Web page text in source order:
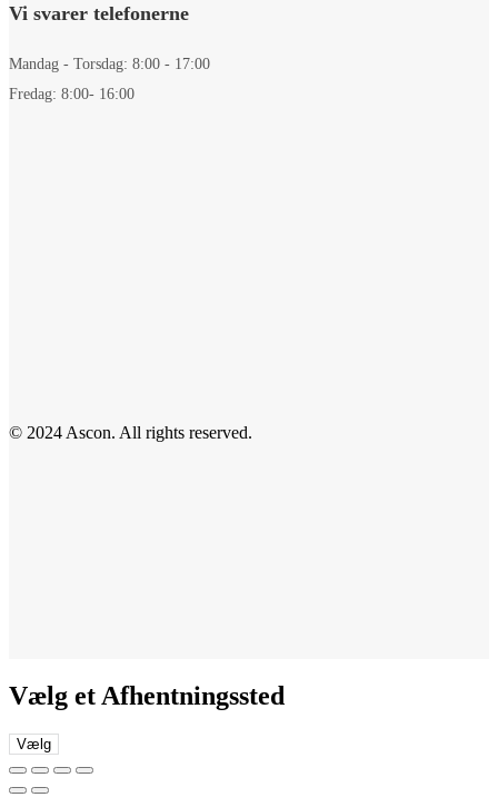
Vi svarer telefonerne
Mandag - Torsdag: 8:00 - 17:00
Fredag: 8:00- 16:00
© 2024 Ascon. All rights reserved.
Vælg et Afhentningssted
Vælg